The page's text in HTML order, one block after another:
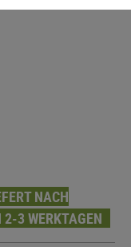
NACH
3 WERKTAGEN